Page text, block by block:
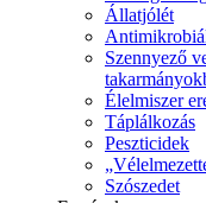
Állatjólét
Szennyező
Élelmiszer
Táplálkozás
Peszticidek
Szószedet